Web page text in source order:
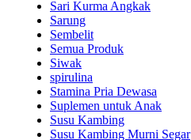
Sari Kurma Angkak
Sarung
Sembelit
Semua Produk
Siwak
spirulina
Stamina Pria Dewasa
Suplemen untuk Anak
Susu Kambing
Susu Kambing Murni Segar